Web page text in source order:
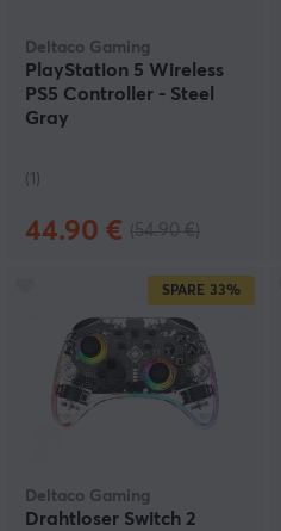
Deltaco Gaming
PlayStation 5 Wireless
PS5 Controller - Steel
Gray
(1)
44.90 €
SPARE 33%
Deltaco Gaming
Drahtloser Switch 2